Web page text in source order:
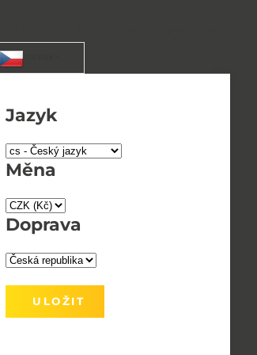
Jazyk
Měna
Doprava